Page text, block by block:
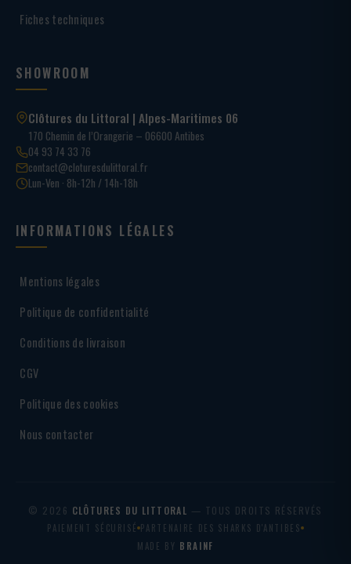
Fiches techniques
SHOWROOM
Clôtures du Littoral | Alpes-Maritimes 06
170 Chemin de l’Orangerie – 06600 Antibes
04 93 74 33 76
contact@cloturesdulittoral.fr
Lun-Ven · 8h-12h / 14h-18h
INFORMATIONS LÉGALES
Mentions légales
Politique de confidentialité
Conditions de livraison
CGV
Politique des cookies
Nous contacter
© 2026 CLÔTURES DU LITTORAL — TOUS DROITS RÉSERVÉS
PAIEMENT SÉCURISÉ PARTENAIRE DES SHARKS D'ANTIBES
MADE BY BRAINF